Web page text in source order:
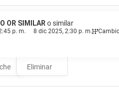
de 07:00 a 11:00 con un coste
24 horas, café o té en las zonas
OR SIMILAR o similar
p. m. 8 dic 2025, 2:30 p. m.
Eliminar